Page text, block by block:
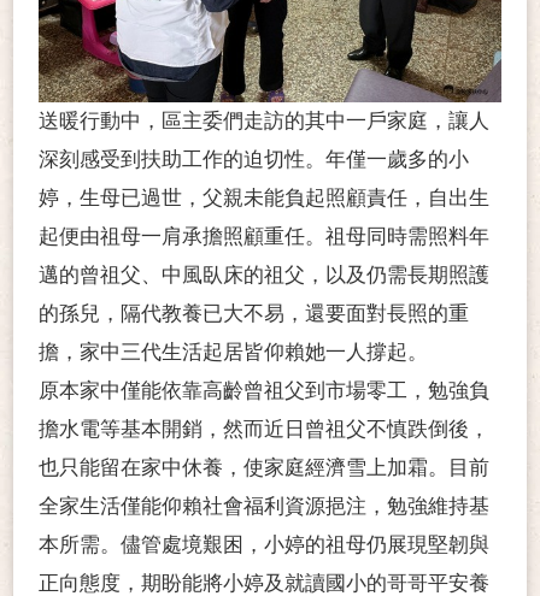
送暖行動中，區主委們走訪的其中一戶家庭，讓人
深刻感受到扶助工作的迫切性。年僅一歲多的小
婷，生母已過世，父親未能負起照顧責任，自出生
起便由祖母一肩承擔照顧重任。祖母同時需照料年
邁的曾祖父、中風臥床的祖父，以及仍需長期照護
的孫兒，隔代教養已大不易，還要面對長照的重
擔，家中三代生活起居皆仰賴她一人撐起。
原本家中僅能依靠高齡曾祖父到市場零工，勉強負
擔水電等基本開銷，然而近日曾祖父不慎跌倒後，
也只能留在家中休養，使家庭經濟雪上加霜。目前
全家生活僅能仰賴社會福利資源挹注，勉強維持基
本所需。儘管處境艱困，小婷的祖母仍展現堅韌與
正向態度，期盼能將小婷及就讀國小的哥哥平安養